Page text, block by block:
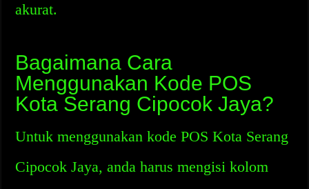
akurat.
Bagaimana Cara
Menggunakan Kode POS
Kota Serang Cipocok Jaya?
Untuk menggunakan kode POS Kota Serang
Cipocok Jaya, anda harus mengisi kolom